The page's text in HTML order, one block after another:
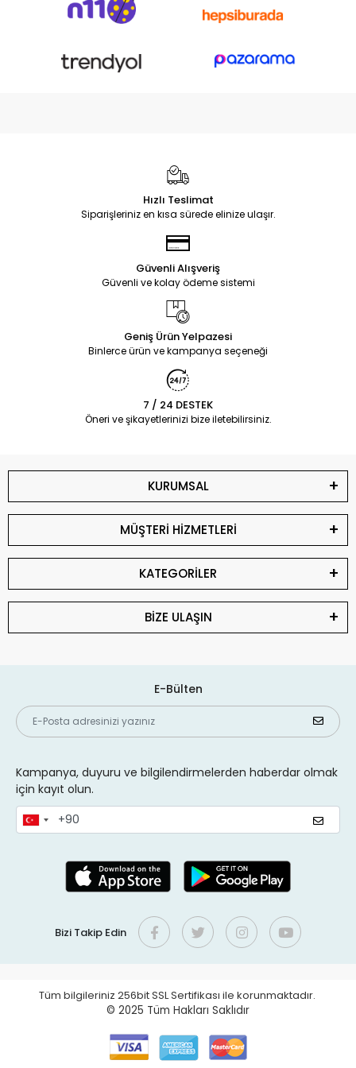
Hızlı Teslimat
Siparişleriniz en kısa sürede elinize ulaşır.
Güvenli Alışveriş
Güvenli ve kolay ödeme sistemi
Geniş Ürün Yelpazesi
Binlerce ürün ve kampanya seçeneği
7 / 24 DESTEK
Öneri ve şikayetlerinizi bize iletebilirsiniz.
KURUMSAL
MÜŞTERİ HİZMETLERİ
KATEGORİLER
BİZE ULAŞIN
E-Bülten
Kampanya, duyuru ve bilgilendirmelerden haberdar olmak
için kayıt olun.
Bizi Takip Edin
Tüm bilgileriniz 256bit SSL Sertifikası ile korunmaktadır.
© 2025 Tüm Hakları Saklıdır